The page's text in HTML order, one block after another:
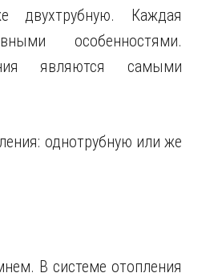
двухтрубную. Каждая
особенностями.
являются самыми
однотрубную или же
В системе отопления